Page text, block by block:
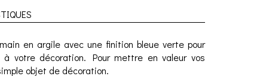
en argile avec une finition bleue verte pour
à votre décoration. Pour mettre en valeur vos
objet de décoration.